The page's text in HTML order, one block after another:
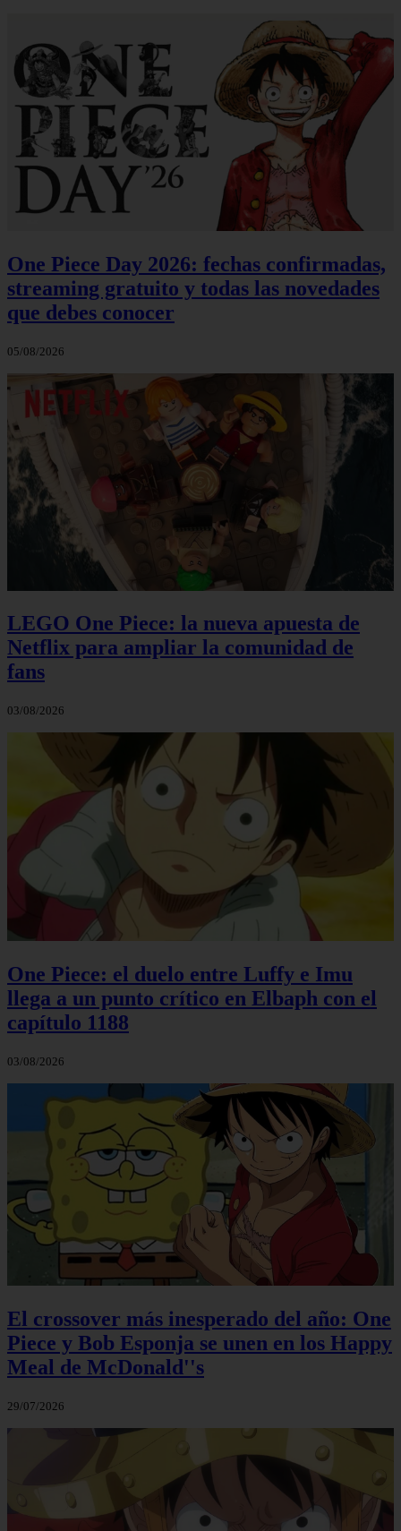
One Piece Day 2026: fechas confirmadas,
streaming gratuito y todas las novedades
que debes conocer
05/08/2026
LEGO One Piece: la nueva apuesta de
Netflix para ampliar la comunidad de
fans
03/08/2026
One Piece: el duelo entre Luffy e Imu
llega a un punto crítico en Elbaph con el
capítulo 1188
03/08/2026
El crossover más inesperado del año: One
Piece y Bob Esponja se unen en los Happy
Meal de McDonald''s
29/07/2026